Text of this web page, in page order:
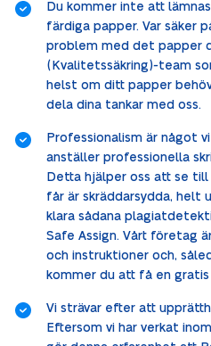
Du kommer inte att
färdiga papper. Var säker
problem med det papper
(Kvalitetssäkring)-team
helst om ditt papper
dela dina tankar med oss.
Professionalism är något
anställer professionella
Detta hjälper oss att se
får är skräddarsydda, helt
klara sådana
Safe Assign. Vårt företag
och instruktioner och,
kommer du att få en gratis
Vi strävar efter att
Eftersom vi har verkat